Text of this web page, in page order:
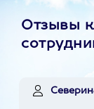
Отзывы